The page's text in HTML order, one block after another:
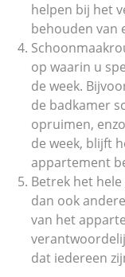
helpen bij het
behouden van
op waarin u
de week.
de badkamer
opruimen,
de week, blijft
appartement
Betrek het
dan ook
van het
dat iedereen